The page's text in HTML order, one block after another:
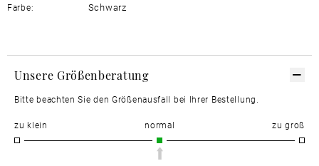
Farbe:
Schwarz
Unsere Größenberatung
Bitte beachten Sie den Größenausfall bei Ihrer Bestellung.
zu klein normal zu groß